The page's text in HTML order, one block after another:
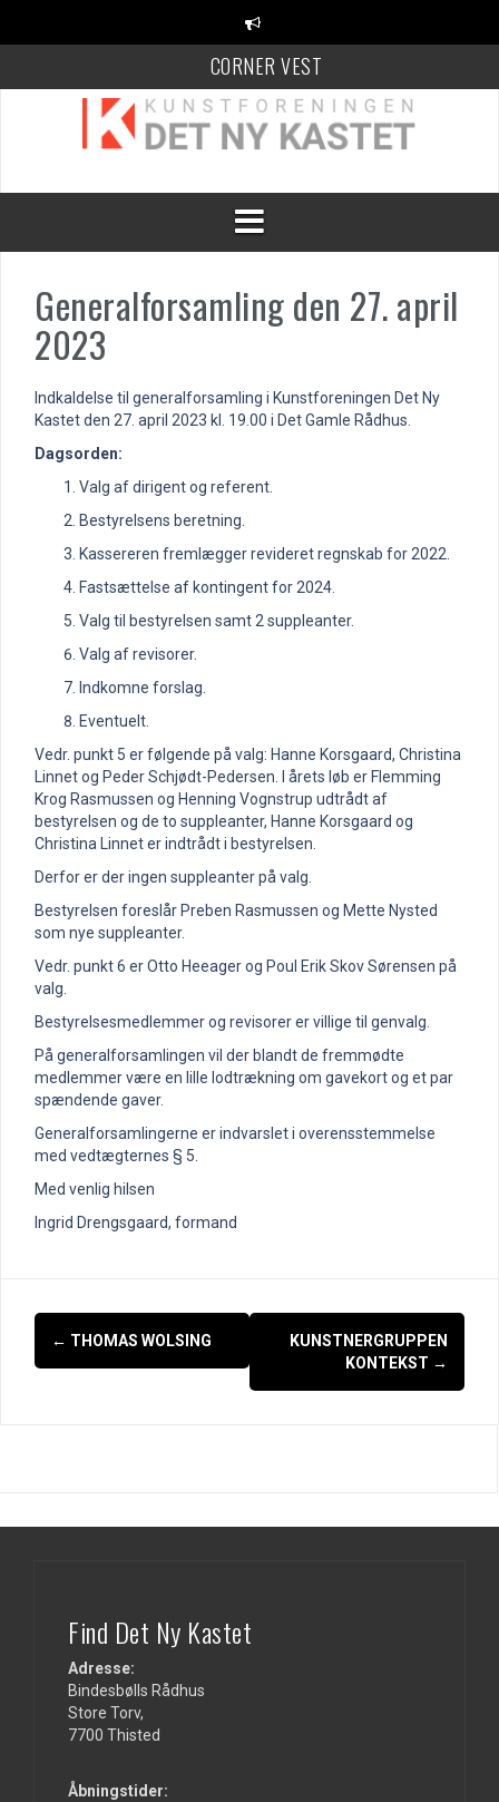
CORNER VEST
KANT Festival
100 Danske Keramikere
Generalforsamling den 27. april
2023
Indkaldelse til generalforsamling i Kunstforeningen Det Ny
Kastet den 27. april 2023 kl. 19.00 i Det Gamle Rådhus.
Dagsorden:
Valg af dirigent og referent.
Bestyrelsens beretning.
Kassereren fremlægger revideret regnskab for 2022.
Fastsættelse af kontingent for 2024.
Valg til bestyrelsen samt 2 suppleanter.
Valg af revisorer.
Indkomne forslag.
Eventuelt.
Vedr. punkt 5 er følgende på valg: Hanne Korsgaard, Christina
Linnet og Peder Schjødt-Pedersen. I årets løb er Flemming
Krog Rasmussen og Henning Vognstrup udtrådt af
bestyrelsen og de to suppleanter, Hanne Korsgaard og
Christina Linnet er indtrådt i bestyrelsen.
Derfor er der ingen suppleanter på valg.
Bestyrelsen foreslår Preben Rasmussen og Mette Nysted
som nye suppleanter.
Vedr. punkt 6 er Otto Heeager og Poul Erik Skov Sørensen på
valg.
Bestyrelsesmedlemmer og revisorer er villige til genvalg.
På generalforsamlingen vil der blandt de fremmødte
medlemmer være en lille lodtrækning om gavekort og et par
spændende gaver.
Generalforsamlingerne er indvarslet i overensstemmelse
med vedtægternes § 5.
Med venlig hilsen
Ingrid Drengsgaard, formand
Indlægsnavigation
← THOMAS WOLSING
KUNSTNERGRUPPEN
KONTEKST →
Find Det Ny Kastet
Adresse:
Bindesbølls Rådhus
Store Torv,
7700 Thisted
Åbningstider: